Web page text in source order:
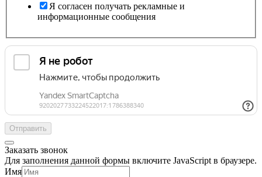
Я согласен получать рекламные и
информационные сообщения
Отправить
Заказать звонок
Для заполнения данной формы включите JavaScript в браузере.
Имя